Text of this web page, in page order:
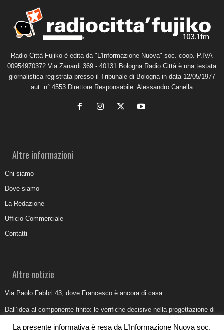
Radio Città Fujiko è edita da "L'Informazione Nuova" soc. coop. P.IVA
00954970372 Via Zanardi 369 - 40131 Bologna Radio Città è una testata
giornalistica registrata presso il Tribunale di Bologna in data 12/05/1977
aut. n° 4553 Direttore Responsabile: Alessandro Canella
Altre informazioni
Chi siamo
Dove siamo
La Redazione
Ufficio Commerciale
Contatti
Altre notizie
Via Paolo Fabbri 43, dove Francesco è ancora di casa
Dall’idea al componente finito: le verifiche decisive nella progettazione di
La presente informativa è resa da L’Informazione Nuova soc.